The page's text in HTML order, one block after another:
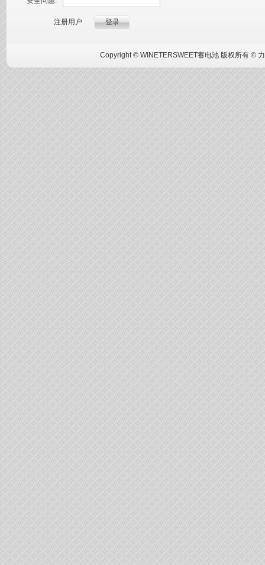
注册用户
Copyright © WINETERSWEET蓄电池 版权所有 ©